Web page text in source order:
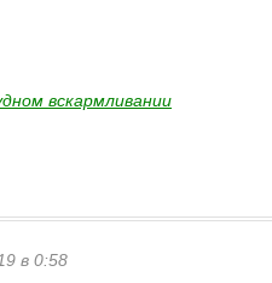
вскармливании
в 0:58